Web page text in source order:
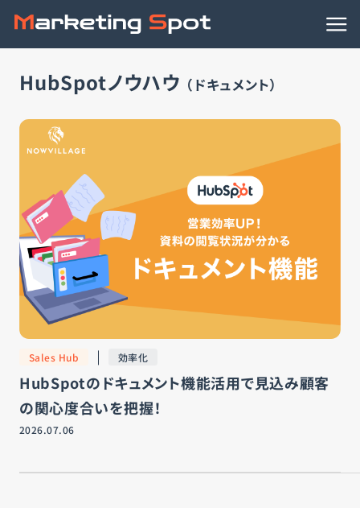
HubSpotノウハウ （ドキュメント）
Sales Hub 効率化
HubSpotのドキュメント機能活用で見込み顧客
の関心度合いを把握！
2026.07.06
HubSpotノウハウ
連携アプリ
事例
資料ダウンロード
HubSpotの導入支援
お知らせ
お問い合わせ